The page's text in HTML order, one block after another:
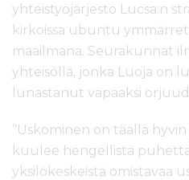
yhteistyöjärjestö Lucsa:n
kirkoissa ubuntu
maailmana. Seurakunnat
yhteisöllä, jonka Luoja on
lunastanut vapaaksi
”Uskominen on täällä
kuulee hengellistä
yksilökeskeistä omistavaa